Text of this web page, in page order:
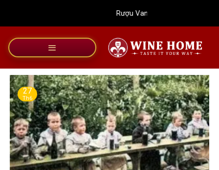
dung
Rượu Vang Wine Home
27
Th6